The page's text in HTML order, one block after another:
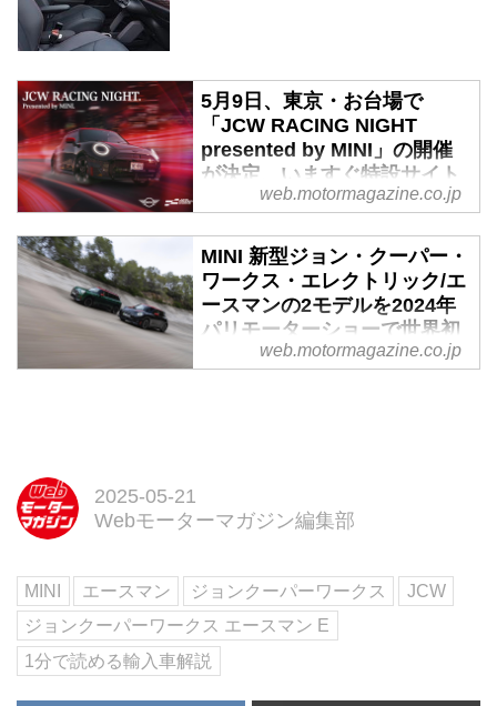
5月9日、東京・お台場で
「JCW RACING NIGHT
presented by MINI」の開催
が決定、いますぐ特設サイト
から申し込むべし - Webモー
2025年5月9日夕刻19時より、
MINIジョン・クーパー・ワークス
を集めたイベント「JCW
RACING NIGHT presented by
MINI」が、東京ベイエリアにある
モデルを集めたイベントで、レー
るという。BMWジャパンからそ
の開催概要が発表された...
web.motormagazine.co.jp
MINI 新型ジョン・クーパー・
ワークス・エレクトリック/エ
ースマンの2モデルを2024年
パリモーターショーで世界初
公開 - Webモーターマガジン
パーワークス・エースマンに最高
イアされたサスペンション技術と
充実した標準装備を組み合わせた
新しい完全電動ジョン・クーパ
ー・ワークスモデルが誕生した。
web.motormagazine.co.jp
2025-05-21
Webモーターマガジン編集部
MINI エースマン ジョンクーパーワークス
JCW
ジョンクーパーワークス エースマン E
1分で読める輸入車解説